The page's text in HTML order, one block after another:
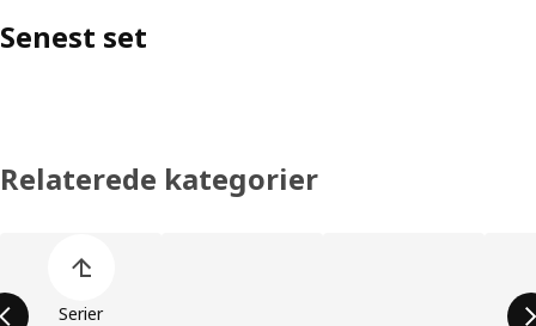
Senest set
Relaterede kategorier
Serier